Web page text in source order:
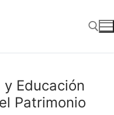
Educación
Patrimonio